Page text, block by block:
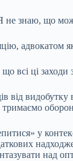
не знаю, що
адвокатом
всі ці
від
у
над